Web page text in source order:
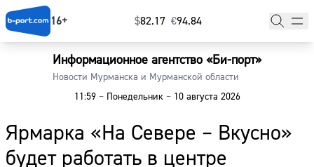
16+ $⁠82.17 €⁠94.84
Информационное агентство «Би-порт»
Новости Мурманска и Мурманской области
11:59 –Понедельник –10 августа 2026
Ярмарка «На Севере – Вкусно»
будет работать в центре
Главная
Наши гости